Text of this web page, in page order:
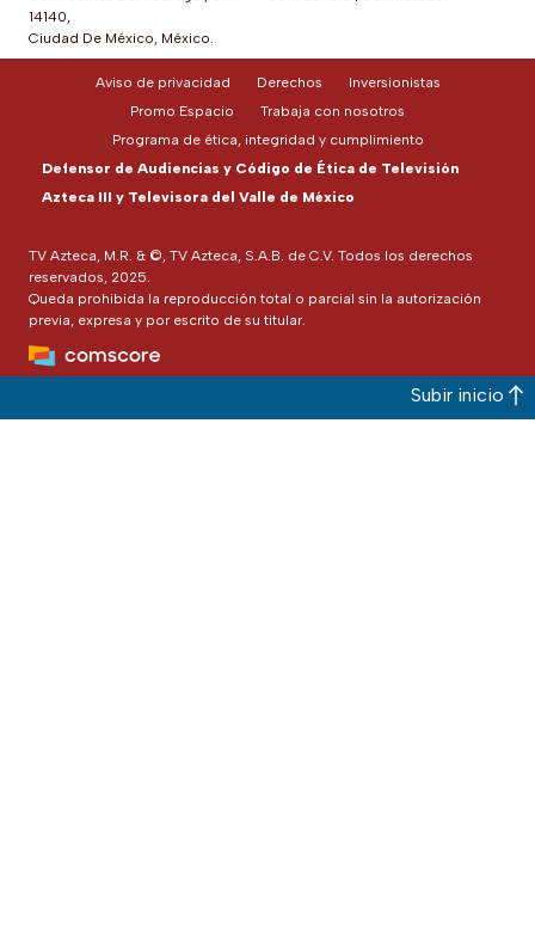
14140,
Ciudad De México, México.
TV Azteca, M.R. & ©, TV Azteca, S.A.B. de C.V. Todos los derechos
reservados, 2025.
Queda prohibida la reproducción total o parcial sin la autorización
previa, expresa y por escrito de su titular.
Aviso de privacidad Derechos
Inversionistas
Promo Espacio
Trabaja con nosotros
Programa de ética, integridad y cumplimiento
Defensor de Audiencias y Código de Ética de Televisión
Azteca III y Televisora del Valle de México
Subir inicio